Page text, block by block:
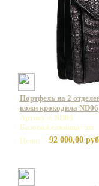
Портфель на 2
кожи крокодила ND06
Артикул: ND06
Базовая единица: шт
Цена:
92 000,00